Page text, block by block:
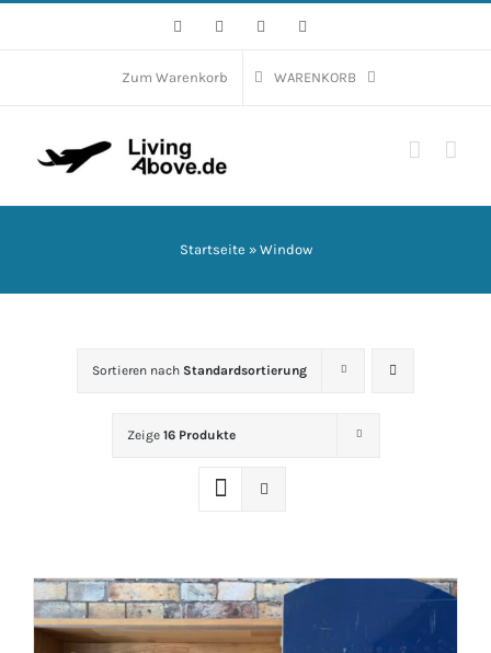
FacebookInstagramWhatsApp
Zum Warenkorb WARENKORB
Startseite » Window
Sortieren nach Standardsortierung
Zeige 16 Produkte